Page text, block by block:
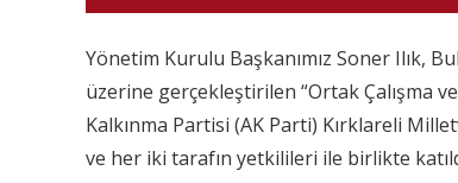
Yönetim Kurulu Başkanımız Soner Ilık,
üzerine gerçekleştirilen “Ortak Çalışma
Kalkınma Partisi (AK Parti) Kırklareli
ve her iki tarafın yetkilileri ile birlikte